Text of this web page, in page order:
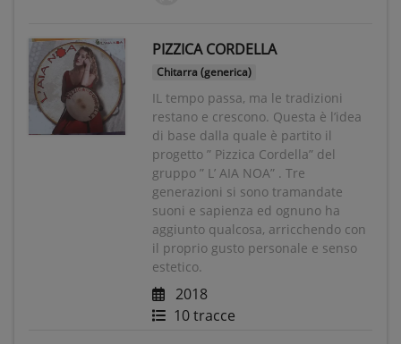
PIZZICA CORDELLA
Chitarra (generica)
IL tempo passa, ma le tradizioni
restano e crescono. Questa è l’idea
di base dalla quale è partito il
progetto ” Pizzica Cordella” del
gruppo ” L’ AIA NOA” . Tre
generazioni si sono tramandate
suoni e sapienza ed ognuno ha
aggiunto qualcosa, arricchendo con
il proprio gusto personale e senso
estetico.
2018
10 tracce